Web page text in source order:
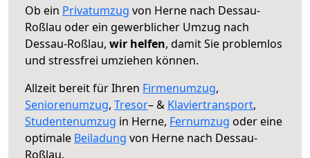
Ob ein Privatumzug von Herne nach Dessau-
Roßlau oder ein gewerblicher Umzug nach
Dessau-Roßlau, wir helfen, damit Sie problemlos
und stressfrei umziehen können.
Allzeit bereit für Ihren Firmenumzug,
Seniorenumzug, Tresor– & Klaviertransport,
Studentenumzug in Herne, Fernumzug oder eine
optimale Beiladung von Herne nach Dessau-
Roßlau.